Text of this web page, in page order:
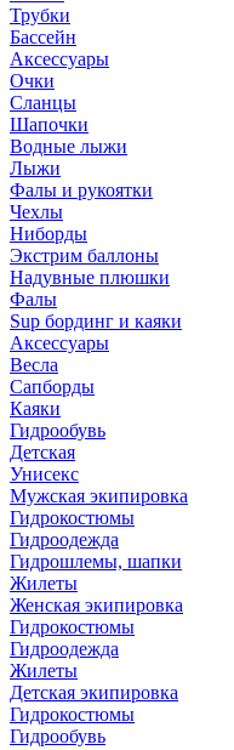
Трубки
Бассейн
Аксессуары
Очки
Сланцы
Шапочки
Водные лыжи
Лыжи
Фалы и рукоятки
Чехлы
Ниборды
Экстрим баллоны
Надувные плюшки
Фалы
Sup бординг и каяки
Аксессуары
Весла
Сапборды
Каяки
Гидрообувь
Детская
Унисекс
Мужская экипировка
Гидрокостюмы
Гидроодежда
Гидрошлемы, шапки
Жилеты
Женская экипировка
Гидрокостюмы
Гидроодежда
Жилеты
Детская экипировка
Гидрокостюмы
Гидрообувь